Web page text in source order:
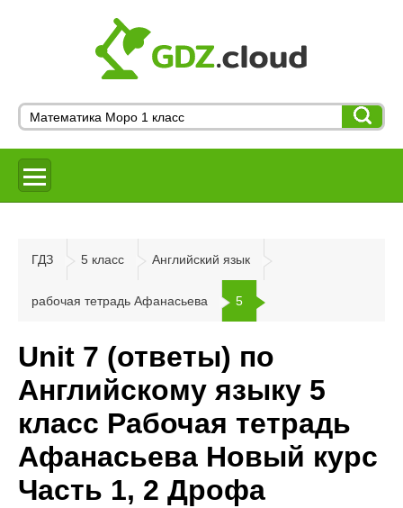
ГДЗ 5 класс Английский язык
рабочая тетрадь Афанасьева 5
Unit 7 (ответы) по
Английскому языку 5
класс Рабочая тетрадь
Афанасьева Новый курс
Часть 1, 2 Дрофа